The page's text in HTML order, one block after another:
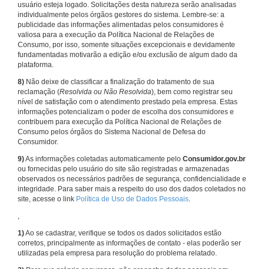
usuário esteja logado. Solicitações desta natureza serão analisadas
individualmente pelos órgãos gestores do sistema. Lembre-se: a
publicidade das informações alimentadas pelos consumidores é
valiosa para a execução da Política Nacional de Relações de
Consumo, por isso, somente situações excepcionais e devidamente
fundamentadas motivarão a edição e/ou exclusão de algum dado da
plataforma.
8) Não deixe de classificar a finalização do tratamento de sua
reclamação (Resolvida ou Não Resolvida), bem como registrar seu
nível de satisfação com o atendimento prestado pela empresa. Estas
informações potencializam o poder de escolha dos consumidores e
contribuem para execução da Política Nacional de Relações de
Consumo pelos órgãos do Sistema Nacional de Defesa do
Consumidor.
9)As informações coletadas automaticamente pelo Consumidor.gov.br
ou fornecidas pelo usuário do site são registradas e armazenadas
observados os necessários padrões de segurança, confidencialidade e
integridade. Para saber mais a respeito do uso dos dados coletados no
site, acesse o link Política de Uso de Dados Pessoais.
,
1)Ao se cadastrar, verifique se todos os dados solicitados estão
corretos, principalmente as informações de contato - elas poderão ser
utilizadas pela empresa para resolução do problema relatado.